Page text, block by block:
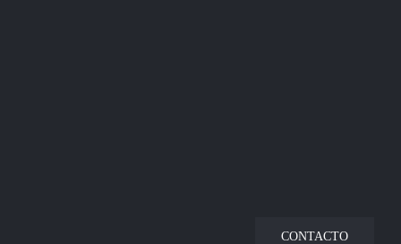
CONTACTO